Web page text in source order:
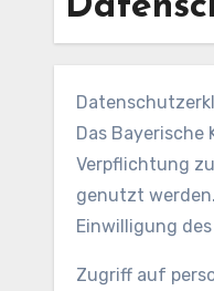
Das
Verpflichtung
genutzt
Einwilligung
Zugriff auf